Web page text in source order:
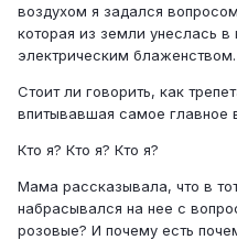
воздухом я задался
которая из земли унеслась
электрическим блаженством.
Стоит ли говорить, как
впитывавшая самое главное
Кто я? Кто я? Кто я?
Мама рассказывала, что в
набрасывался на нее с
розовые? И почему есть